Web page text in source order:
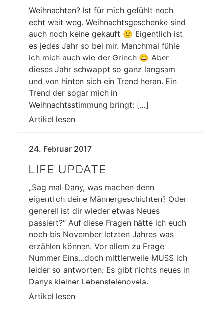
Weihnachten? Ist für mich gefühlt noch
echt weit weg. Weihnachtsgeschenke sind
auch noch keine gekauft 🙁 Eigentlich ist
es jedes Jahr so bei mir. Manchmal fühle
ich mich auch wie der Grinch 😀 Aber
dieses Jahr schwappt so ganz langsam
und von hinten sich ein Trend heran. Ein
Trend der sogar mich in
Weihnachtsstimmung bringt: […]
Artikel lesen
24. Februar 2017
LIFE UPDATE
„Sag mal Dany, was machen denn
eigentlich deine Männergeschichten? Oder
generell ist dir wieder etwas Neues
passiert?“ Auf diese Fragen hätte ich euch
noch bis November letzten Jahres was
erzählen können. Vor allem zu Frage
Nummer Eins…doch mittlerweile MUSS ich
leider so antworten: Es gibt nichts neues in
Danys kleiner Lebenstelenovela.
Artikel lesen